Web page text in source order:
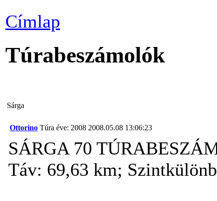
Címlap
Túrabeszámolók
Sárga
Ottorino Túra éve: 2008 2008.05.08 13:06:23
SÁRGA 70
Táv: 69,63 km;